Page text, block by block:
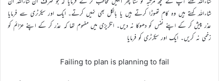
شاءاللہ کہتے ہیں وہ کام تھوڑا کرتے ہیں یا بالکل بھی نہیں کرتے۔ ایک اور سیکرٹری سے فرمایا
عذر پیش کر کے اپنے نفس کو دھوکا نہ دیں۔ انگریزی میں مفہوم تھا کہ عذر کر کے اپنے عزائم کو
زخمی نہ کریں۔ ایک اور سیکرٹری کو فرمایا
Failing to plan is planning to fail